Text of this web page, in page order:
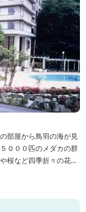
部屋から鳥羽の海が見
０００匹のメダカの群
桜など四季折々の花が
と感動に出会うことが
の音に耳をすませてみ